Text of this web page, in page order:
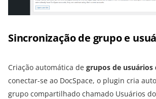
Sincronização de grupo e
Criação automática de grupos de usuários
conectar-se ao DocSpace, o plugin cria
grupo compartilhado chamado Usuários